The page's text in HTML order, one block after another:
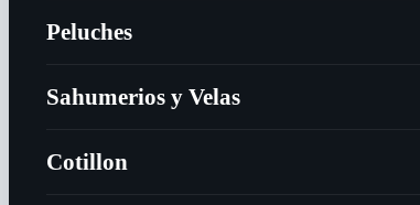
Peluches
Sahumerios y Velas
Cotillon